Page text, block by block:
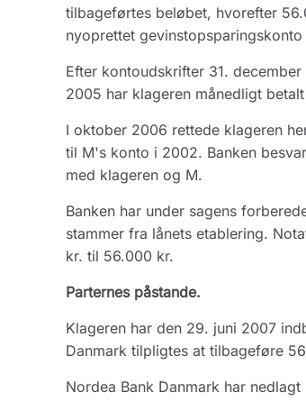
tilbageførtes beløbet, hvorefter
nyoprettet
Efter kontoudskrifter 31.
2005 har klageren månedligt
I oktober 2006 rettede klageren
til M's konto i 2002. Banken
med klageren og M.
Banken har under sagens
stammer fra lånets etablering.
kr. til 56.000 kr.
Parternes påstande.
Klageren har den 29. juni 2007
Danmark tilpligtes at tilbageføre
Nordea Bank Danmark har